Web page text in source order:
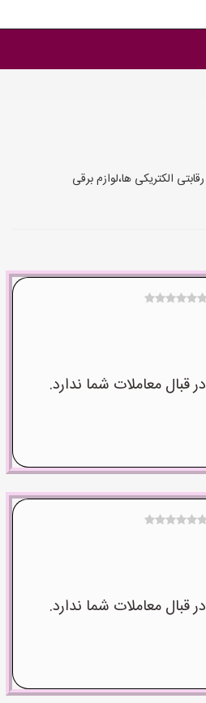
الکتریکی ها،لوازم برقی
معاملات شما ندارد.
معاملات شما ندارد.